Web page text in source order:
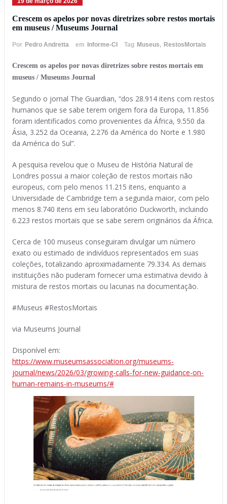
Crescem os apelos por novas diretrizes sobre restos mortais
em museus / Museums Journal
Por Pedro Andretta em Informe-CI Tag Museus, RestosMortais
Crescem os apelos por novas diretrizes sobre restos mortais em
museus / Museums Journal
Segundo o jornal The Guardian, “dos 28.914 itens com restos
humanos que se sabe terem origem fora da Europa, 11.856
foram identificados como provenientes da África, 9.550 da
Ásia, 3.252 da Oceania, 2.276 da América do Norte e 1.980
da América do Sul”.
A pesquisa revelou que o Museu de História Natural de
Londres possui a maior coleção de restos mortais não
europeus, com pelo menos 11.215 itens, enquanto a
Universidade de Cambridge tem a segunda maior, com pelo
menos 8.740 itens em seu laboratório Duckworth, incluindo
6.223 restos mortais que se sabe serem originários da África.
Cerca de 100 museus conseguiram divulgar um número
exato ou estimado de indivíduos representados em suas
coleções, totalizando aproximadamente 79.334. As demais
instituições não puderam fornecer uma estimativa devido à
mistura de restos mortais ou lacunas na documentação.
#Museus #RestosMortais
via Museums Journal
Disponível em:
https://www.museumsassociation.org/museums-
journal/news/2026/03/growing-calls-for-new-guidance-on-
human-remains-in-museums/#